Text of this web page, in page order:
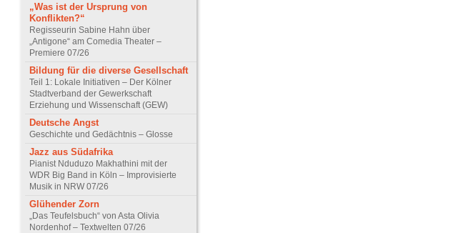
„Was ist der Ursprung von
Konflikten?“
Regisseurin Sabine Hahn über
„Antigone“ am Comedia Theater –
Premiere 07/26
Bildung für die diverse Gesellschaft
Teil 1: Lokale Initiativen – Der Kölner
Stadtverband der Gewerkschaft
Erziehung und Wissenschaft (GEW)
Deutsche Angst
Geschichte und Gedächtnis – Glosse
Jazz aus Südafrika
Pianist Nduduzo Makhathini mit der
WDR Big Band in Köln – Improvisierte
Musik in NRW 07/26
Glühender Zorn
„Das Teufelsbuch“ von Asta Olivia
Nordenhof – Textwelten 07/26